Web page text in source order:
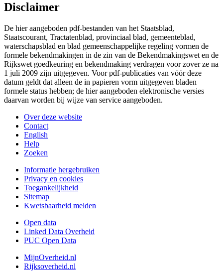
Disclaimer
De hier aangeboden pdf-bestanden van het Staatsblad,
Staatscourant, Tractatenblad, provinciaal blad, gemeenteblad,
waterschapsblad en blad gemeenschappelijke regeling vormen de
formele bekendmakingen in de zin van de Bekendmakingswet en de
Rijkswet goedkeuring en bekendmaking verdragen voor zover ze na
1 juli 2009 zijn uitgegeven. Voor pdf-publicaties van vóór deze
datum geldt dat alleen de in papieren vorm uitgegeven bladen
formele status hebben; de hier aangeboden elektronische versies
daarvan worden bij wijze van service aangeboden.
Over deze website
Contact
English
Help
Zoeken
Informatie hergebruiken
Privacy en cookies
Toegankelijkheid
Sitemap
Kwetsbaarheid melden
Open data
Linked Data Overheid
PUC Open Data
MijnOverheid.nl
Rijksoverheid.nl